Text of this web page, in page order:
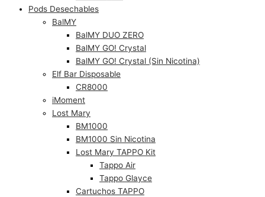
Pods Desechables
BalMY
BalMY DUO ZERO
BalMY GO! Crystal
BalMY GO! Crystal (Sin Nicotina)
Elf Bar Disposable
CR8000
iMoment
Lost Mary
BM1000
BM1000 Sin Nicotina
Lost Mary TAPPO Kit
Tappo Air
Tappo Glayce
Cartuchos TAPPO